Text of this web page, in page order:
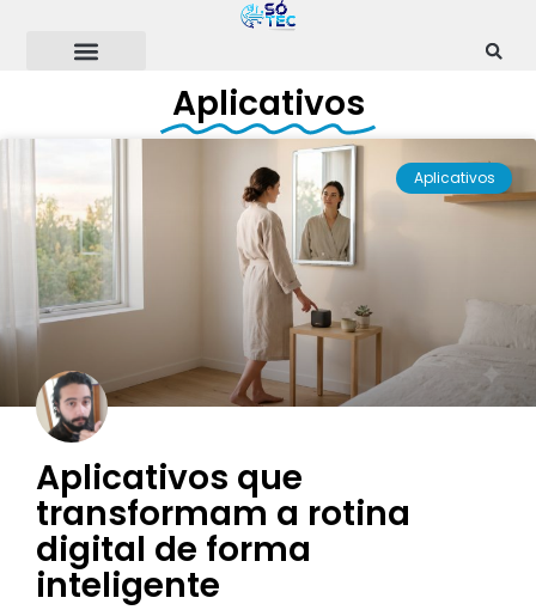
Aplicativos
Aplicativos
Aplicativos que
transformam a rotina
digital de forma
inteligente